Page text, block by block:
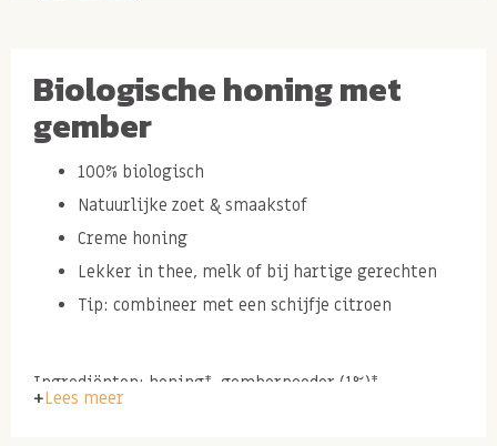
Biologische honing met
gember
100% biologisch
Natuurlijke zoet & smaakstof
Creme honing
Lekker in thee, melk of bij hartige gerechten
Tip: combineer met een schijfje citroen
Ingrediënten: honing*, gemberpoeder (1%)*
Lees meer